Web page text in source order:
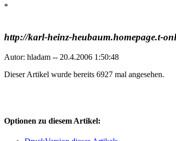
*
http://karl-heinz-heubaum.homepage.t-
Autor: hladam -- 20.4.2006 1:50:48
Dieser Artikel wurde bereits 6927 mal angesehen.
Optionen zu diesem Artikel: